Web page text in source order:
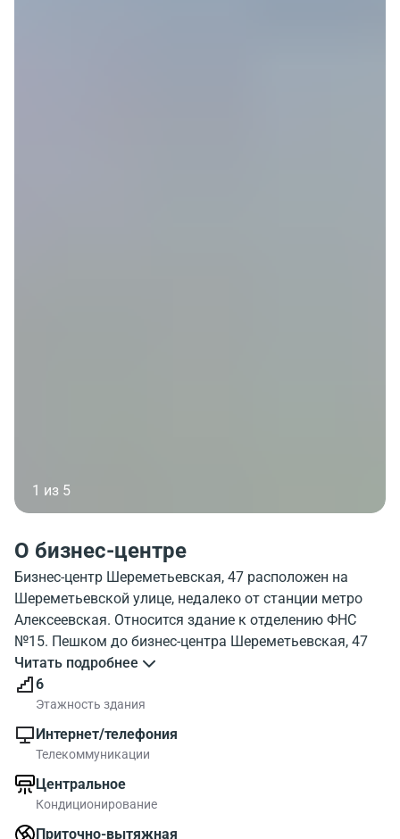
1 из 5
О бизнес-центре
Бизнес-центр Шереметьевская, 47 расположен на
Шереметьевской улице, недалеко от станции метро
Алексеевская. Относится здание к отделению ФНС
№15. Пешком до бизнес-центра Шереметьевская, 47
дорога займет приблизительно за 9 минут от станции
метро. На фото, показано как выглядит бизнес-центр
Sheremetevskaya 47. С какими зданиями соседствует
бизнес-центр Шереметьевская, 47 можно узнать на
карте. Шереметьевская, 47 обладает хорошей
центр на карте, и объекты района около бизнес-
центра.
Относится здание к классу B поэтому работать в БЦ
Читать подробнее
6
Этажность здания
Интернет/телефония
Телекоммуникации
Центральное
Кондиционирование
Приточно-вытяжная